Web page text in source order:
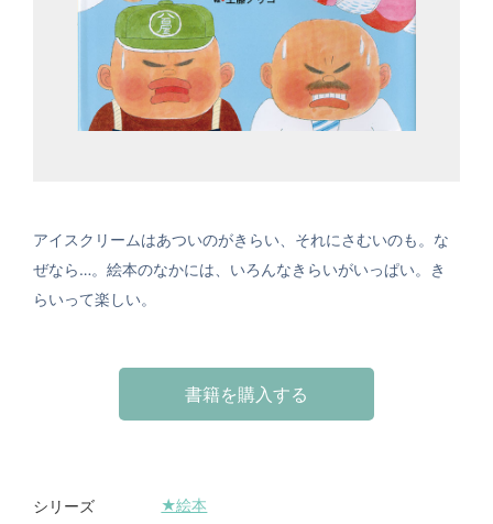
アイスクリームはあついのがきらい、それにさむいのも。な
ぜなら…。絵本のなかには、いろんなきらいがいっぱい。き
らいって楽しい。
書籍を購入する
シリーズ ★絵本